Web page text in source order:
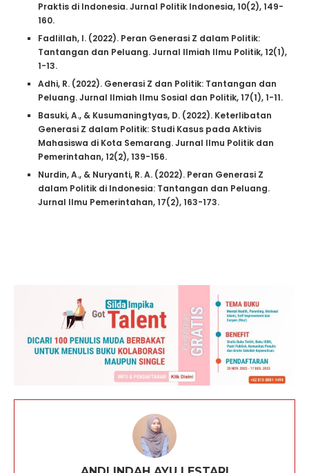
Praktis di Indonesia. Jurnal Politik Indonesia, 10(2), 149-
160.
Fadlillah, I. (2022). Peran Generasi Z dalam Politik:
Tantangan dan Peluang. Jurnal Ilmiah Ilmu Politik, 12(1),
1-13.
Adhi, R. (2022). Generasi Z dan Politik: Tantangan dan
Peluang. Jurnal Ilmiah Ilmu Sosial dan Politik, 17(1), 1-11.
Basuki, A., & Kusumaningtyas, D. (2022). Keterlibatan
Generasi Z dalam Politik: Studi Kasus pada Aktivis
Mahasiswa di Kota Semarang. Jurnal Ilmu Politik dan
Pemerintahan, 12(2), 139-156.
Nurdin, A., & Nuryanti, R. A. (2022). Peran Generasi Z
dalam Politik di Indonesia: Tantangan dan Peluang.
Jurnal Ilmu Pemerintahan, 17(2), 163-173.